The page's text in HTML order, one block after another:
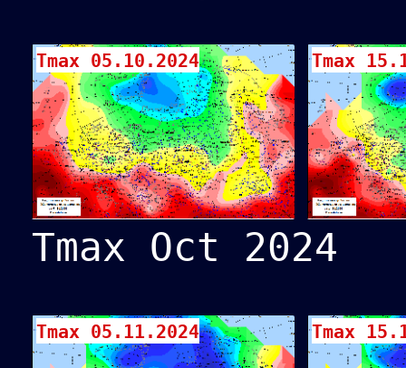
Tmax 05.10.2024 Tmax
Tmax Oct 2024
Tmax 05.11.2024 Tmax